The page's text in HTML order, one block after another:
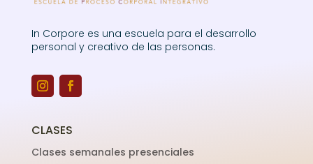
In Corpore es una escuela para el desarrollo
personal y creativo de las personas.
CLASES
Clases semanales presenciales